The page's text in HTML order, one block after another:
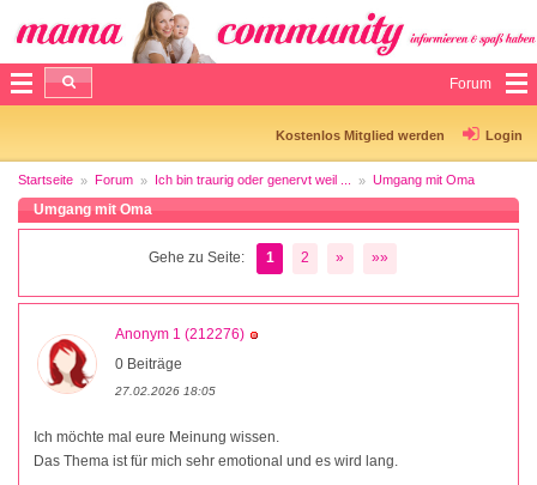
Forum
Kostenlos Mitglied werden Login
Startseite Forum Ich bin traurig oder genervt weil ... Umgang mit Oma
Umgang mit Oma
Gehe zu Seite: 1 2 » »»
Anonym 1 (212276)
0 Beiträge
27.02.2026 18:05
Ich möchte mal eure Meinung wissen.
Das Thema ist für mich sehr emotional und es wird lang.